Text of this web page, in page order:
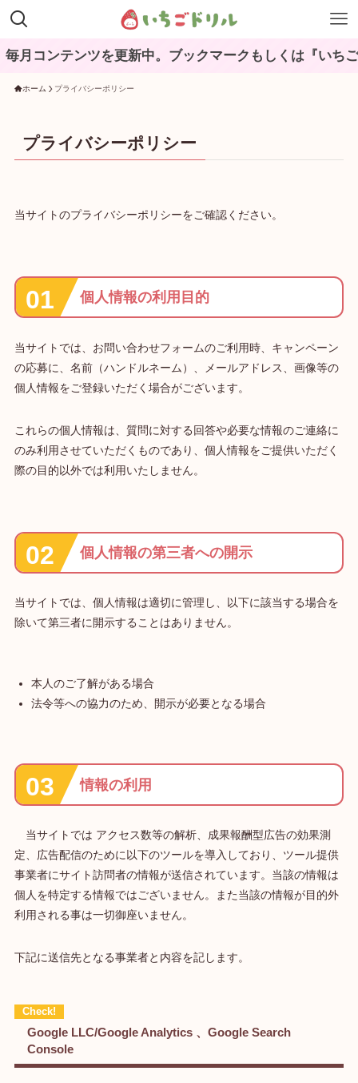
ンテンツを更新中。ブックマークもしくは『いちごド
ホーム プライバシーポリシー
プライバシーポリシー
当サイトのプライバシーポリシーをご確認ください。
個人情報の利用目的
当サイトでは、お問い合わせフォームのご利用時、キャンペーン
の応募に、名前（ハンドルネーム）、メールアドレス、画像等の
個人情報をご登録いただく場合がございます。
これらの個人情報は、質問に対する回答や必要な情報のご連絡に
のみ利用させていただくものであり、個人情報をご提供いただく
際の目的以外では利用いたしません。
個人情報の第三者への開示
当サイトでは、個人情報は適切に管理し、以下に該当する場合を
除いて第三者に開示することはありません。
本人のご了解がある場合
法令等への協力のため、開示が必要となる場合
情報の利用
当サイトでは アクセス数等の解析、成果報酬型広告の効果測
定、広告配信のために以下のツールを導入しており、ツール提供
事業者にサイト訪問者の情報が送信されています。当該の情報は
個人を特定する情報ではございません。また当該の情報が目的外
利用される事は一切御座いません。
下記に送信先となる事業者と内容を記します。
Google LLC/Google Analytics 、Google Search
Console